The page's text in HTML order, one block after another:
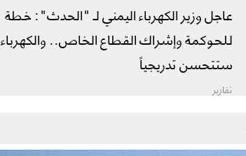
عاجل وزير الكهرباء اليمني لـ "الحدث": خطة
للحوكمة وإشراك القطاع الخاص.. والكهرباء
ستتحسن تدريجياً
تقارير